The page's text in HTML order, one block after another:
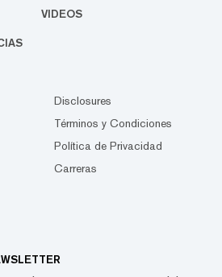
VIDEOS
Disclosures
Términos y Condiciones
Política de Privacidad
Carreras